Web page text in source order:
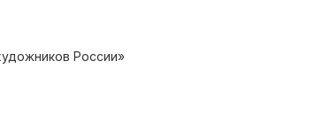
России»